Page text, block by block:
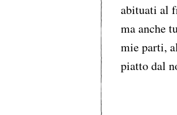
abituati al
ma anche
mie parti,
piatto dal